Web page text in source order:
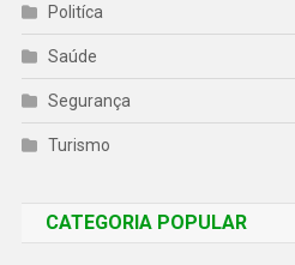
Politíca
Saúde
Segurança
Turismo
CATEGORIA POPULAR